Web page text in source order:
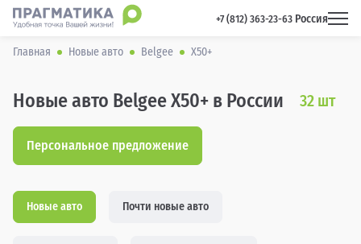
+7 (812) 363-23-63 Россия
Главная Новые авто Belgee X50+
Новые авто Belgee X50+ в России 32 шт
Персональное предложение
Новые авто Почти новые авто